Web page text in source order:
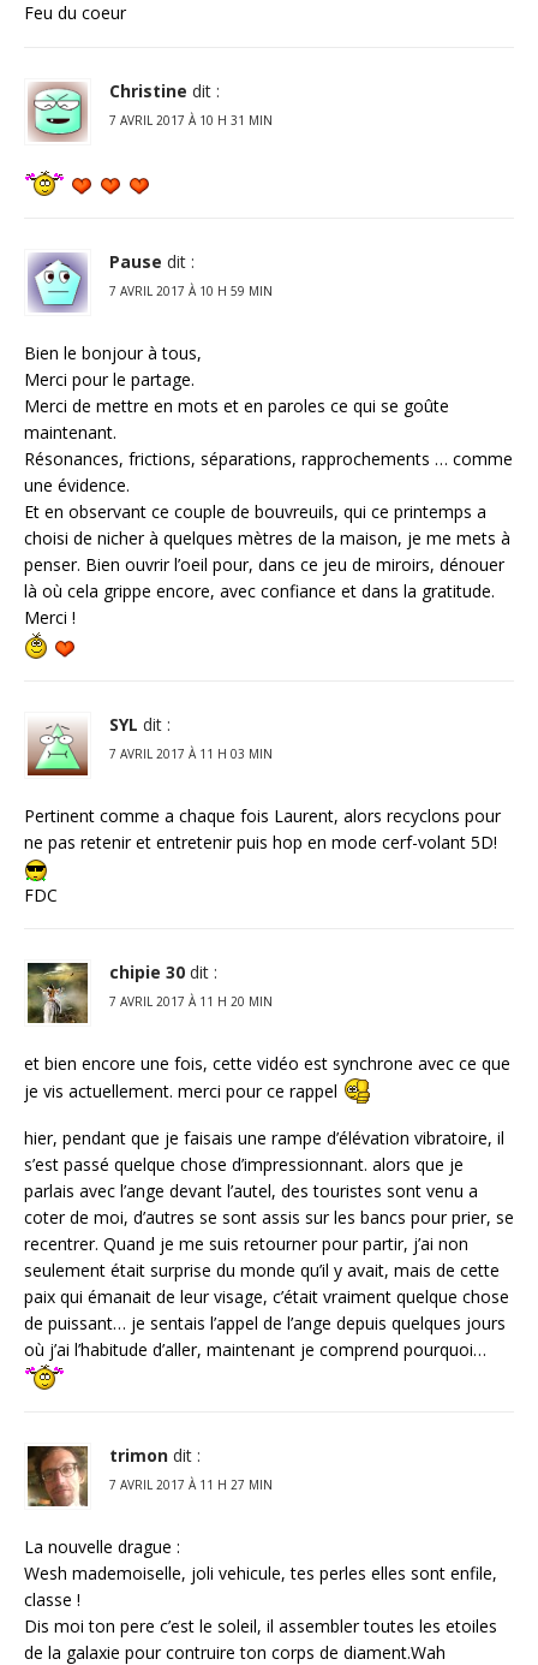
Feu du coeur
Christine dit :
7 AVRIL 2017 À 10 H 31 MIN
Pause dit :
7 AVRIL 2017 À 10 H 59 MIN
Bien le bonjour à tous,
Merci pour le partage.
Merci de mettre en mots et en paroles ce qui se goûte
maintenant.
Résonances, frictions, séparations, rapprochements … comme
une évidence.
Et en observant ce couple de bouvreuils, qui ce printemps a
choisi de nicher à quelques mètres de la maison, je me mets à
penser. Bien ouvrir l’oeil pour, dans ce jeu de miroirs, dénouer
là où cela grippe encore, avec confiance et dans la gratitude.
Merci !
SYL dit :
7 AVRIL 2017 À 11 H 03 MIN
Pertinent comme a chaque fois Laurent, alors recyclons pour
ne pas retenir et entretenir puis hop en mode cerf-volant 5D!
FDC
chipie 30 dit :
7 AVRIL 2017 À 11 H 20 MIN
et bien encore une fois, cette vidéo est synchrone avec ce que
je vis actuellement. merci pour ce rappel
hier, pendant que je faisais une rampe d’élévation vibratoire, il
s’est passé quelque chose d’impressionnant. alors que je
parlais avec l’ange devant l’autel, des touristes sont venu a
coter de moi, d’autres se sont assis sur les bancs pour prier, se
recentrer. Quand je me suis retourner pour partir, j’ai non
seulement était surprise du monde qu’il y avait, mais de cette
paix qui émanait de leur visage, c’était vraiment quelque chose
de puissant… je sentais l’appel de l’ange depuis quelques jours
où j’ai l’habitude d’aller, maintenant je comprend pourquoi…
trimon dit :
7 AVRIL 2017 À 11 H 27 MIN
La nouvelle drague :
Wesh mademoiselle, joli vehicule, tes perles elles sont enfile,
classe !
Dis moi ton pere c’est le soleil, il assembler toutes les etoiles
de la galaxie pour contruire ton corps de diament.Wah